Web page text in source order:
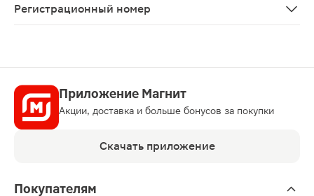
Регистрационный номер
Приложение Магнит
Акции, доставка и больше бонусов за покупки
Скачать приложение
Покупателям